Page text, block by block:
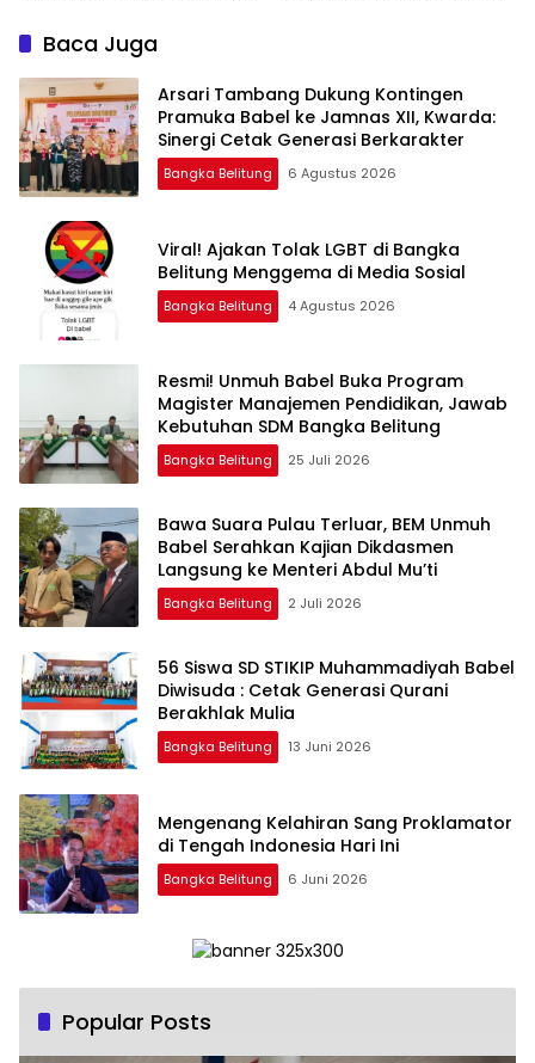
Baca Juga
Arsari Tambang Dukung Kontingen
Pramuka Babel ke Jamnas XII, Kwarda:
Sinergi Cetak Generasi Berkarakter
Bangka Belitung 6 Agustus 2026
Viral! Ajakan Tolak LGBT di Bangka
Belitung Menggema di Media Sosial
Bangka Belitung 4 Agustus 2026
Resmi! Unmuh Babel Buka Program
Magister Manajemen Pendidikan, Jawab
Kebutuhan SDM Bangka Belitung
Bangka Belitung 25 Juli 2026
‎Bawa Suara Pulau Terluar, BEM Unmuh
Babel Serahkan Kajian Dikdasmen
Langsung ke Menteri Abdul Mu’ti
Bangka Belitung 2 Juli 2026
‎56 Siswa SD STIKIP Muhammadiyah Babel
Diwisuda : Cetak Generasi Qurani
Bangka Belitung 13 Juni 2026
‎Mengenang Kelahiran Sang Proklamator
Bangka Belitung 6 Juni 2026
Popular Posts